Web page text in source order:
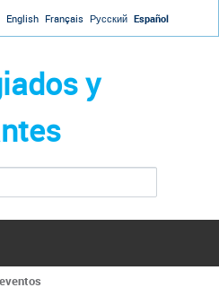
navigation
English Français Русский Español
y